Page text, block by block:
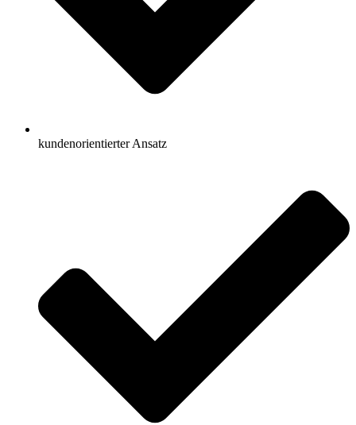
kundenorientierter Ansatz